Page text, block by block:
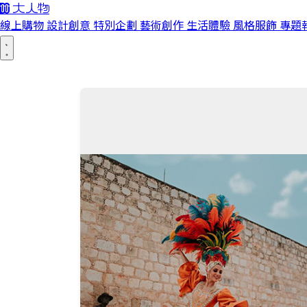
線上購物 設計創意 特別企劃 藝術創作 生活體驗 風格服飾 專題